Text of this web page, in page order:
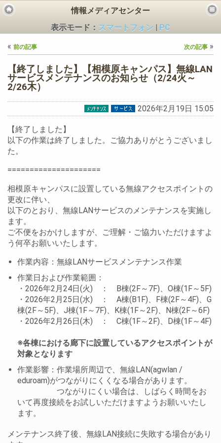
ス
情報メディアセンター
表示モード： スマートフォン
PC
« 前の記事 次の記事 »
【終了しました】【相模原キャンパス】無線LAN
サービスメンテナンスのお知らせ（2/24火～
2/26木）
2026年2月19日 15:05
【終了しました】
以下の作業は終了しました。ご協力ありがとうございまし
た。
=====================
相模原キャンパスに設置している無線アクセスポイントの
更改に伴い、
以下のとおり、無線LANサービスのメンテナンスを実施し
ます。
ご不便をおかけしますが、ご理解・ご協力いただけますよ
う何卒お願いいたします。
作業内容：無線LANサービスメンテナンス作業
作業日および作業範囲：
・2026年2月24日(火) ： B棟(2F～7F)、O棟(1F～5F)
・2026年2月25日(水) ： A棟(B1F)、F棟(2F～4F)、G
棟(2F～5F)、J棟(1F～7F)、K棟(1F～2F)、N棟(2F～6F)
・2026年2月26日(木) ： C棟(1F～2F)、D棟(1F～4F)
※各棟における廊下に設置しているアクセスポイントが
対象となります
作業影響：作業場所周辺で、無線LAN(agwlan /
eduroam)がつながりにくくなる場合があります。
つながりにくい場合は、しばらく時間をお
いて再度接続をお試しいただけますようお願いいたし
ます。
メンテナンス終了後、無線LAN接続に失敗する場合があり